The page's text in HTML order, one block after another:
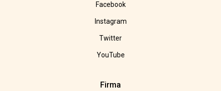
Facebook
Instagram
Twitter
YouTube
Firma